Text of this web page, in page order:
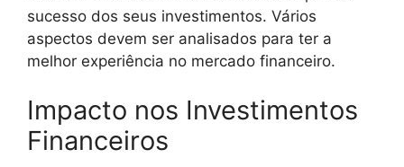
sucesso dos seus investimentos. Vários
aspectos devem ser analisados para ter a
melhor experiência no mercado financeiro.
Impacto nos Investimentos
Financeiros